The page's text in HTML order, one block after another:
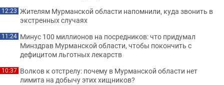
12:23 Жителям Мурманской области напомнили, куда звонить в
экстренных случаях
11:24 Минус 100 миллионов на посредников: что придумал
Минздрав Мурманской области, чтобы покончить с
дефицитом льготных лекарств
10:37 Волков к отстрелу: почему в Мурманской области нет
лимита на добычу этих хищников?